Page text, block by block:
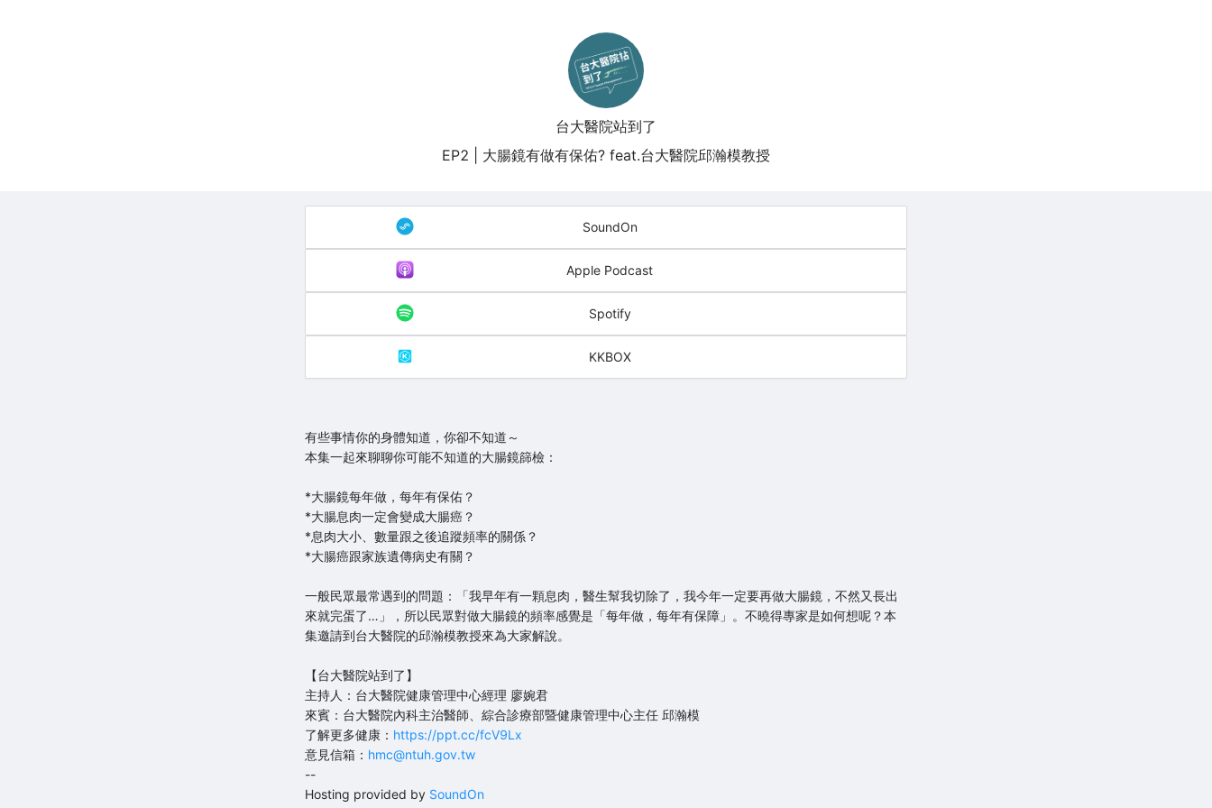
台大醫院站到了
EP2 | 大腸鏡有做有保佑? feat.台大醫院邱瀚模教授
SoundOn
Apple Podcast
Spotify
KKBOX
有些事情你的身體知道，你卻不知道～
本集一起來聊聊你可能不知道的大腸鏡篩檢：
*大腸鏡每年做，每年有保佑？
*大腸息肉一定會變成大腸癌？
*息肉大小、數量跟之後追蹤頻率的關係？
*大腸癌跟家族遺傳病史有關？
一般民眾最常遇到的問題：「我早年有一顆息肉，醫生幫我切除了，我今年一定要再做大腸鏡，不然又長出
來就完蛋了…」，所以民眾對做大腸鏡的頻率感覺是「每年做，每年有保障」。不曉得專家是如何想呢？本
集邀請到台大醫院的邱瀚模教授來為大家解說。
【台大醫院站到了】
主持人：台大醫院健康管理中心經理 廖婉君
來賓：台大醫院內科主治醫師、綜合診療部暨健康管理中心主任 邱瀚模
了解更多健康： https://ppt.cc/fcV9Lx
意見信箱： hmc@ntuh.gov.tw
--
Hosting provided by SoundOn